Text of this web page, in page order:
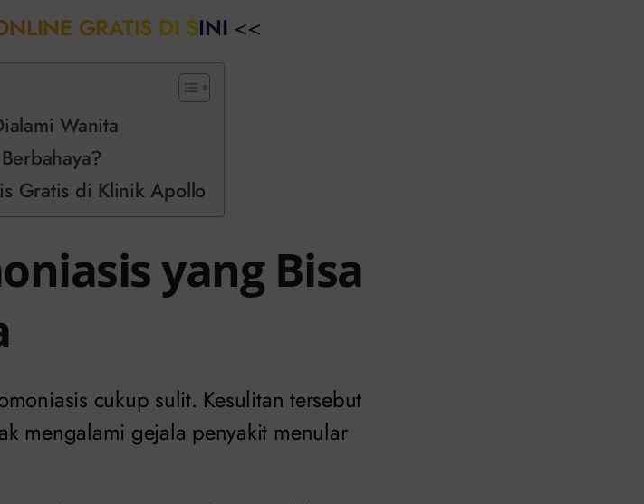
GRATIS DI SINI <<
Wanita
Gratis di Klinik Apollo
yang Bisa
cukup sulit. Kesulitan tersebut
mengalami gejala penyakit menular